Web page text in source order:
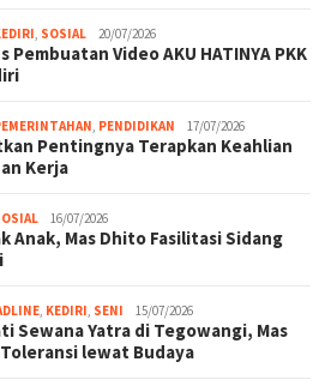
, SOSIAL 20/07/2026
Pembuatan Video AKU HATINYA PKK
, PENDIDIKAN 17/07/2026
Pentingnya Terapkan Keahlian
Kerja
16/07/2026
Anak, Mas Dhito Fasilitasi Sidang
, KEDIRI, SENI 15/07/2026
Sewana Yatra di Tegowangi, Mas
lewat Budaya